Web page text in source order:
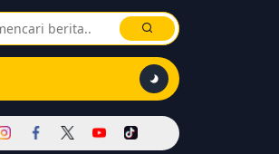
Skin Soul Reaper, Mode Khusus,